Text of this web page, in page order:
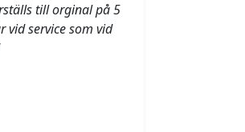
till orginal på 5
vid service som vid